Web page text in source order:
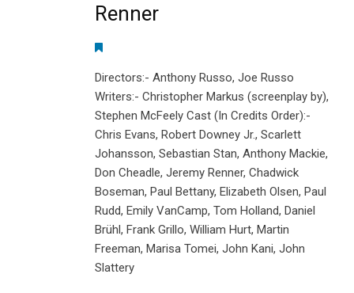
Renner
Directors:- Anthony Russo, Joe Russo
Writers:- Christopher Markus (screenplay by),
Stephen McFeely Cast (In Credits Order):-
Chris Evans, Robert Downey Jr., Scarlett
Johansson, Sebastian Stan, Anthony Mackie,
Don Cheadle, Jeremy Renner, Chadwick
Boseman, Paul Bettany, Elizabeth Olsen, Paul
Rudd, Emily VanCamp, Tom Holland, Daniel
Brühl, Frank Grillo, William Hurt, Martin
Freeman, Marisa Tomei, John Kani, John
Slattery